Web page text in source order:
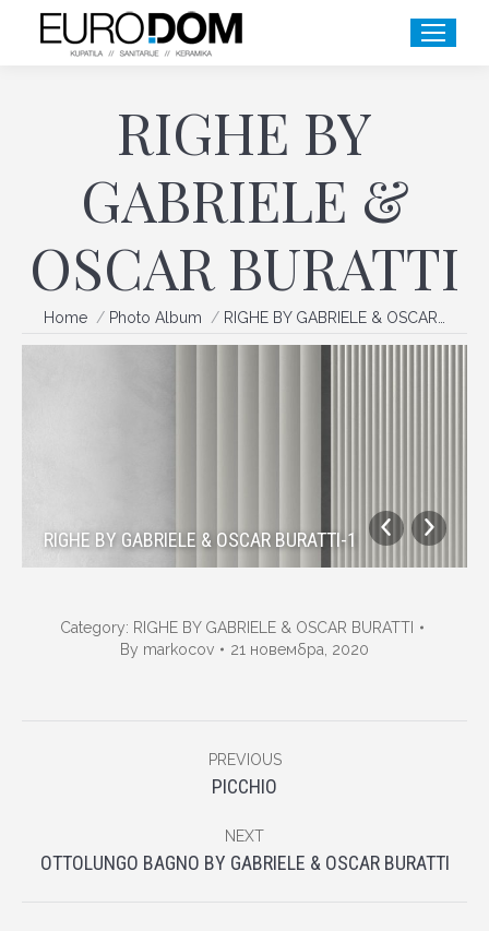
RIGHE BY
GABRIELE &
OSCAR BURATTI
You are here:
Home Photo Album RIGHE BY GABRIELE & OSCAR…
RIGHE BY GABRIELE & OSCAR BURATTI-1
Category: RIGHE BY GABRIELE & OSCAR BURATTI
By markocov 21 новембра, 2020
PREVIOUS
Previous
PICCHIO
NEXT
Next
OTTOLUNGO BAGNO BY GABRIELE & OSCAR BURATTI